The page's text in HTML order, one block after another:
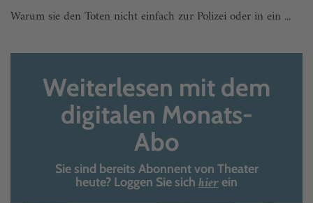
Warum sie den Toten nicht einfach zur Polizei oder in ein ...
Weiterlesen mit dem
digitalen Monats-
Abo
Sie sind bereits Abonnent von Theater
heute? Loggen Sie sich hierein